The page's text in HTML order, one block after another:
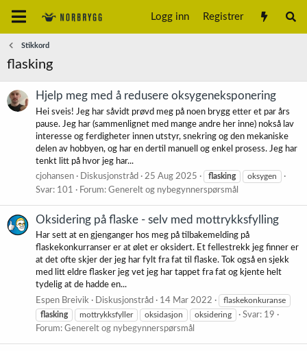
Logg inn Registrer
Stikkord
flasking
Hjelp meg med å redusere oksygeneksponering
Hei sveis! Jeg har såvidt prøvd meg på noen brygg etter et par års
pause. Jeg har (sammenlignet med mange andre her inne) nokså lav
interesse og ferdigheter innen utstyr, snekring og den mekaniske
delen av hobbyen, og har en dertil manuell og enkel prosess. Jeg har
tenkt litt på hvor jeg har...
cjohansen
Diskusjonstråd 25 Aug 2025 flasking oksygen
Svar: 101 Forum: Generelt og nybegynnerspørsmål
Oksidering på flaske - selv med mottrykksfylling
Har sett at en gjenganger hos meg på tilbakemelding på
flaskekonkurranser er at ølet er oksidert. Et fellestrekk jeg finner er
at det ofte skjer der jeg har fylt fra fat til flaske. Tok også en sjekk
med litt eldre flasker jeg vet jeg har tappet fra fat og kjente helt
tydelig at de hadde en...
Espen Breivik
Diskusjonstråd 14 Mar 2022
flaskekonkuranse
flasking
mottrykksfyller oksidasjon oksidering
Svar: 19
Forum: Generelt og nybegynnerspørsmål